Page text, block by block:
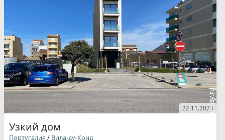
22.11.2023
Узкий дом
Португалия / Вила-ду-Конд